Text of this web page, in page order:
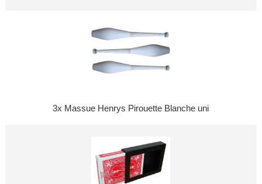
3x Massue Henrys Pirouette Blanche uni